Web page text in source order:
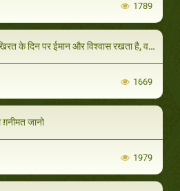
1789
ईमान और विश्वास रखता है, वह अपने पड़ोसी को कष्ट न पहुंचाए
1669
जानो
1979